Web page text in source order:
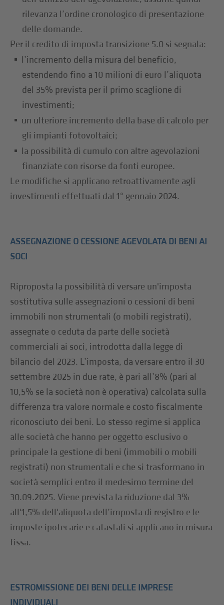
rilevanza l’ordine cronologico di presentazione
delle domande.
Per il credito di imposta transizione 5.0 si segnala:
l’incremento della misura del beneficio,
estendendo fino a 10 milioni di euro l’aliquota
del 35% prevista per il primo scaglione di
investimenti;
un ulteriore incremento della base di calcolo per
gli impianti fotovoltaici;
la possibilità di cumulo con altre agevolazioni
finanziate con risorse da fonti europee.
Le modifiche si applicano retroattivamente agli
investimenti effettuati dal 1° gennaio 2024.
ASSEGNAZIONE O CESSIONE AGEVOLATA DI BENI AI
SOCI
Riproposta la possibilità di versare un'imposta
sostitutiva sulle assegnazioni o cessioni di beni
immobili non strumentali (o mobili registrati),
assegnate o ceduta da parte delle società
commerciali ai soci, introdotta dalla legge di
bilancio del 2023. L’imposta, da versare entro il 30
settembre 2025 in due rate, è pari all’8% (pari al
10,5% se la società non è operativa) calcolata sulla
differenza tra valore normale e costo fiscalmente
riconosciuto dei beni. Lo stesso regime si applica
alle società che hanno per oggetto esclusivo o
principale la gestione di beni (immobili o mobili
registrati) non strumentali e che si trasformano in
società semplici entro il medesimo termine del
30.09.2025. Viene prevista la riduzione dal 3%
all'1,5% dell'aliquota dell’imposta di registro e le
imposte ipotecarie e catastali si applicano in misura
fissa.
ESTROMISSIONE DEI BENI DELLE IMPRESE
INDIVIDUALI